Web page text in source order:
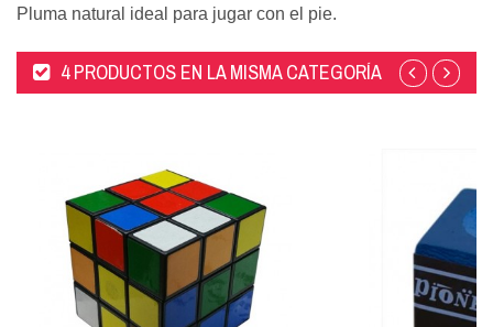
Pluma natural ideal para jugar con el pie.
4 PRODUCTOS EN LA MISMA CATEGORÍA